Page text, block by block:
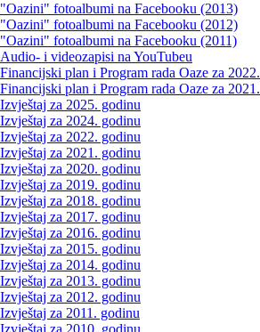
"Oazini" fotoalbumi na Facebooku (2013)
"Oazini" fotoalbumi na Facebooku (2012)
"Oazini" fotoalbumi na Facebooku (2011)
Audio- i videozapisi na YouTubeu
Financijski plan i Program rada Oaze za 2022.
Financijski plan i Program rada Oaze za 2021.
Izvještaj za 2025. godinu
Izvještaj za 2024. godinu
Izvještaj za 2022. godinu
Izvještaj za 2021. godinu
Izvještaj za 2020. godinu
Izvještaj za 2019. godinu
Izvještaj za 2018. godinu
Izvještaj za 2017. godinu
Izvještaj za 2016. godinu
Izvještaj za 2015. godinu
Izvještaj za 2014. godinu
Izvještaj za 2013. godinu
Izvještaj za 2012. godinu
Izvještaj za 2011. godinu
Izvještaj za 2010. godinu